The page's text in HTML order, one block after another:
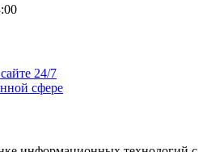
24/7
сфере